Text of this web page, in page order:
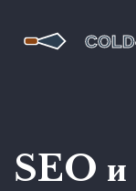
SEO и